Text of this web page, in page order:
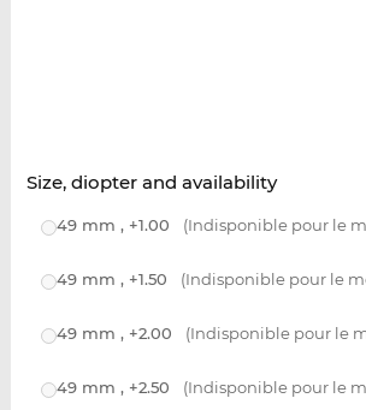
Size, diopter and availability
49 mm , +1.00 (Indisponible pour le
49 mm , +1.50 (Indisponible pour le
49 mm , +2.00 (Indisponible pour le
49 mm , +2.50 (Indisponible pour le